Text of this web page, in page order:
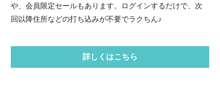
や、会員限定セールもあります。ログインするだけで、次
回以降住所などの打ち込みが不要でラクちん♪
詳しくはこちら